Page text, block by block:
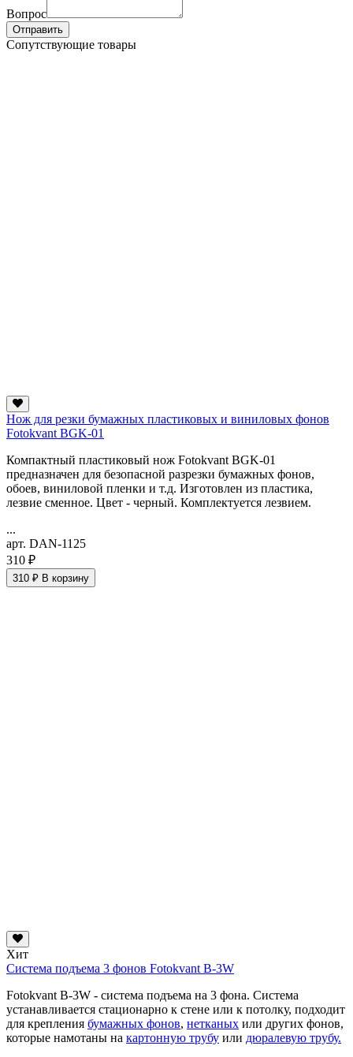
Вопрос
Отправить
Сопутствующие товары
Нож для резки бумажных пластиковых и виниловых фонов
Fotokvant BGK-01
Компактный пластиковый нож Fotokvant BGK-01
предназначен для безопасной разрезки бумажных фонов,
обоев, виниловой пленки и т.д. Изготовлен из пластика,
лезвие сменное. Цвет - черный. Комплектуется лезвием.
...
арт. DAN-1125
310 ₽
310 ₽ В корзину
Хит
Система подъема 3 фонов Fotokvant B-3W
Fotokvant B-3W - система подъема на 3 фона. Система
устанавливается стационарно к стене или к потолку, подходит
для крепления бумажных фонов, нетканых или других фонов,
которые намотаны на картонную трубу или дюралевую трубу.